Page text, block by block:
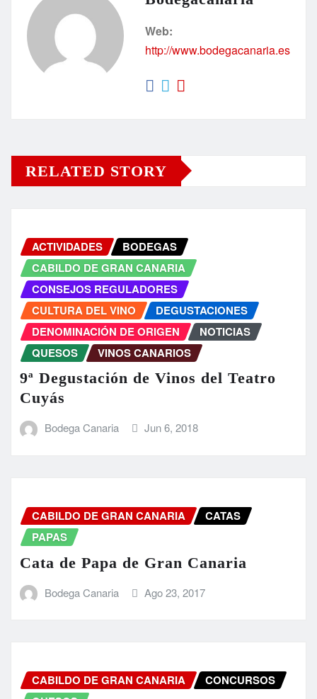
Web:
http://www.bodegacanaria.es
RELATED STORY
ACTIVIDADES
BODEGAS
CABILDO DE GRAN CANARIA
CONSEJOS REGULADORES
CULTURA DEL VINO
DEGUSTACIONES
DENOMINACIÓN DE ORIGEN
NOTICIAS
QUESOS
VINOS CANARIOS
9ª Degustación de Vinos del Teatro
Cuyás
Bodega Canaria Jun 6, 2018
CABILDO DE GRAN CANARIA
CATAS
PAPAS
Cata de Papa de Gran Canaria
Bodega Canaria Ago 23, 2017
CABILDO DE GRAN CANARIA
CONCURSOS